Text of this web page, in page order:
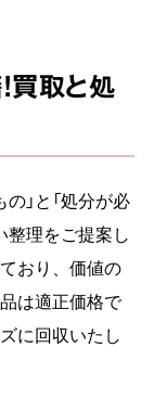
買取と処
」と「処分が必
整理をご提案し
おり、価値の
は適正価格で
に回収いたし